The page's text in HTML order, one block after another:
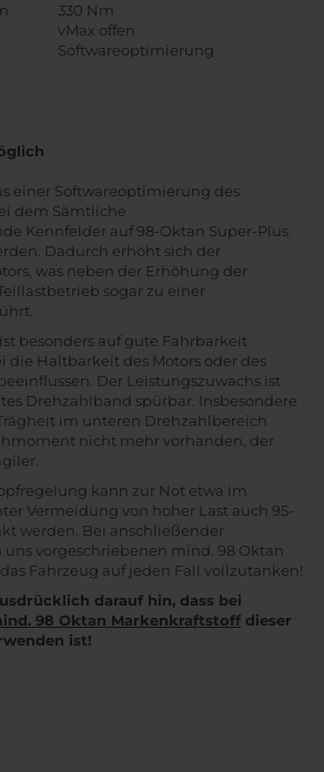
330 Nm
vMax offen
Softwareoptimierung
einer Softwareoptimierung des
dem Sämtliche
Kennfelder auf 98-Oktan Super-Plus
Dadurch erhöht sich der
was neben der Erhöhung der
sogar zu einer
besonders auf gute Fahrbarkeit
die Haltbarkeit des Motors oder des
Der Leistungszuwachs ist
Drehzahlband spürbar. Insbesondere
im unteren Drehzahlbereich
nicht mehr vorhanden, der
kann zur Not etwa im
Vermeidung von hoher Last auch 95-
werden. Bei anschließender
uns vorgeschriebenen mind. 98 Oktan
Fahrzeug auf jeden Fall vollzutanken!
darauf hin, dass bei
98 Oktan Markenkraftstoff dieser
ist!